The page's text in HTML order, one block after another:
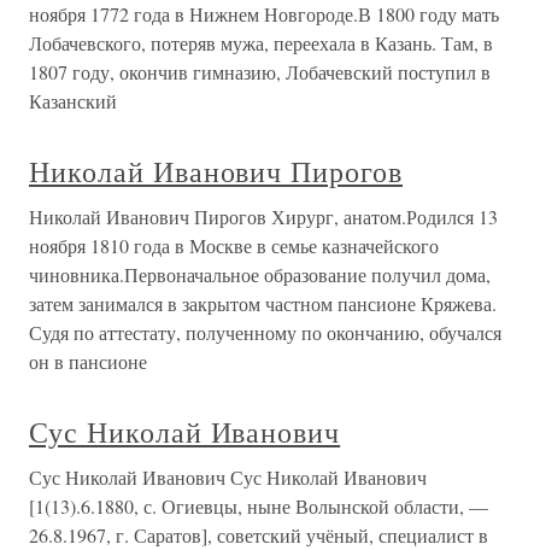
ноября 1772 года в Нижнем Новгороде.В 1800 году мать
Лобачевского, потеряв мужа, переехала в Казань. Там, в
1807 году, окончив гимназию, Лобачевский поступил в
Казанский
Николай Иванович Пирогов
Николай Иванович Пирогов Хирург, анатом.Родился 13
ноября 1810 года в Москве в семье казначейского
чиновника.Первоначальное образование получил дома,
затем занимался в закрытом частном пансионе Кряжева.
Судя по аттестату, полученному по окончанию, обучался
он в пансионе
Сус Николай Иванович
Сус Николай Иванович Сус Николай Иванович
[1(13).6.1880, с. Огиевцы, ныне Волынской области, —
26.8.1967, г. Саратов], советский учёный, специалист в